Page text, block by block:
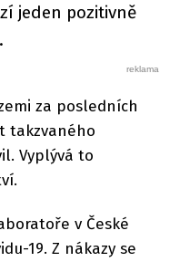
jeden pozitivně
za posledních
takzvaného
Vyplývá to
v České
19. Z nákazy se